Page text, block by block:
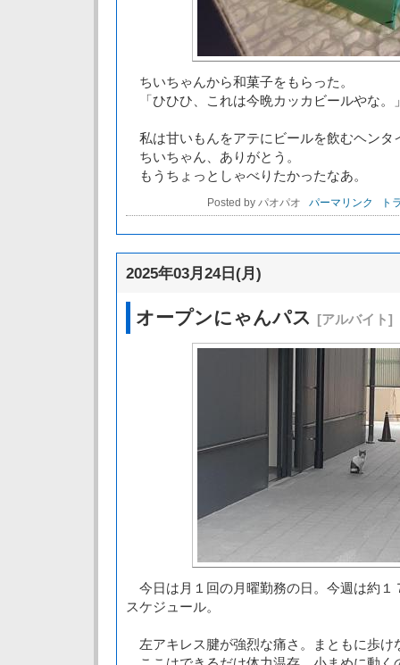
ちいちゃんから和菓子をもらった。
「ひひひ、これは今晩カッカビールやな。
私は甘いもんをアテにビールを飲むヘンタ
ちいちゃん、ありがとう。
もうちょっとしゃべりたかったなあ。
Posted by パオパオ パーマリンク ト
2025年03月24日(月)
オープンにゃんパス [アルバイト]
今日は月１回の月曜勤務の日。今週は約１
スケジュール。
左アキレス腱が強烈な痛さ。まともに歩け